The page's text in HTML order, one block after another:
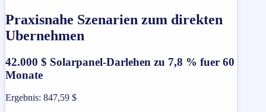
Praxisnahe Szenarien zum direkten
Ubernehmen
42.000 $ Solarpanel-Darlehen zu 7,8 % fuer 60
Monate
Ergebnis: 847,59 $